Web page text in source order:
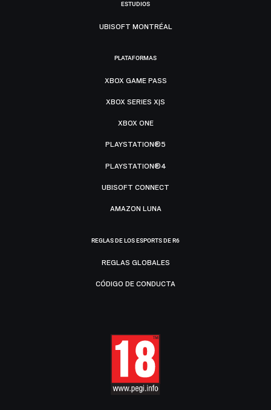
ESTUDIOS
UBISOFT MONTRÉAL
PLATAFORMAS
XBOX GAME PASS
XBOX SERIES X|S
XBOX ONE
PLAYSTATION®5
PLAYSTATION®4
UBISOFT CONNECT
AMAZON LUNA
REGLAS DE LOS ESPORTS DE R6
REGLAS GLOBALES
CÓDIGO DE CONDUCTA